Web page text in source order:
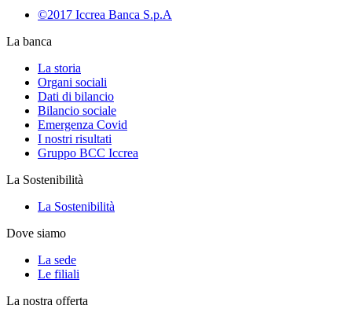
©2017 Iccrea Banca S.p.A
La banca
La storia
Organi sociali
Dati di bilancio
Bilancio sociale
Emergenza Covid
I nostri risultati
Gruppo BCC Iccrea
La Sostenibilità
La Sostenibilità
Dove siamo
La sede
Le filiali
La nostra offerta